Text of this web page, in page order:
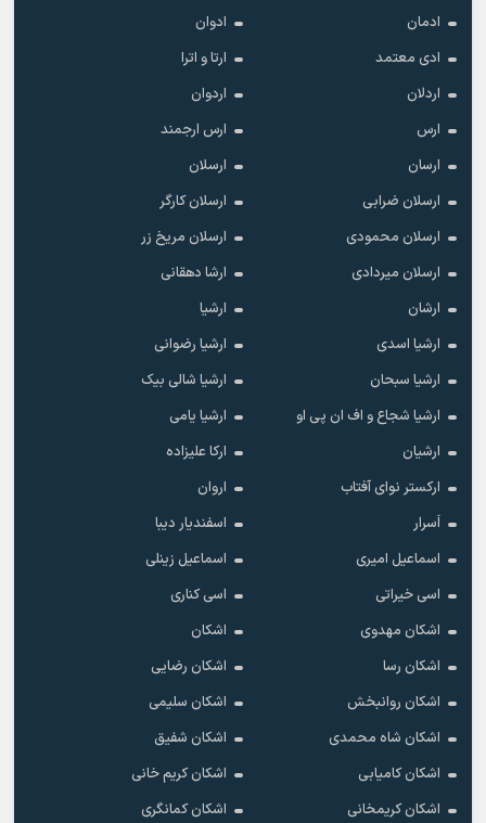
ادمان
ادوان
ادی معتمد
ارتا و اترا
اردلان
اردوان
ارس
ارس ارجمند
ارسان
ارسلان
ارسلان ضرابی
ارسلان کارگر
ارسلان محمودی
ارسلان مریخ زر
ارسلان میردادی
ارشا دهقانی
ارشان
ارشیا
ارشیا اسدی
ارشیا رضوانی
ارشیا سبحان
ارشیا شالی بیک
ارشیا شجاع و اف ان پی او
ارشیا یامی
ارشیان
ارکا علیزاده
ارکستر نوای آفتاب
اروان
اَسرار
اسفندیار دیبا
اسماعیل امیری
اسماعیل زینلی
اسی خیراتی
اسی کناری
اشکان مهدوى
اشکان
اشکان رسا
اشکان رضایی
اشکان روانبخش
اشکان سلیمی
اشکان شاه محمدی
اشکان شفیق
اشکان کامیابی
اشکان کریم خانی
اشکان کریمخانی
اشکان کمانگری